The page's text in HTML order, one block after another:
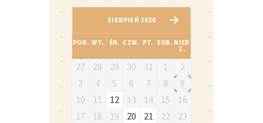
SIERPIEŃ 2026
PON. WT. ŚR. CZW. PT. SOB. NIED
Z.
27 28 29 30 31 1
2
3
4 5 6 7 8
9
10
11 12 13 14 15
16
17
18 19 20 21 22
23